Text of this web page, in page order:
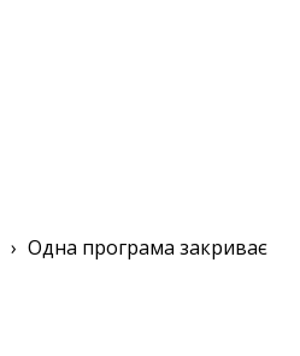
› Одна програма закриває